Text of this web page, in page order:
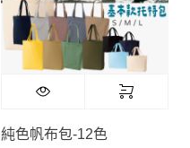
純色帆布包-12色